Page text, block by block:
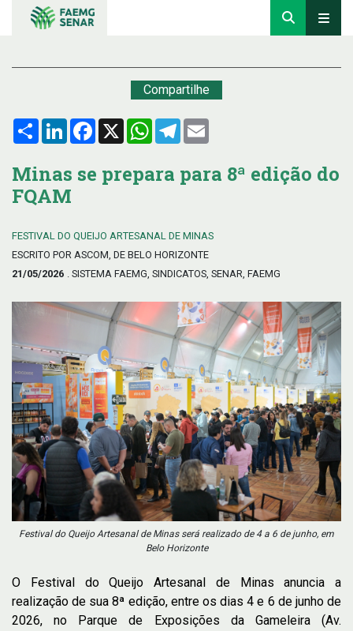
Compartilhe
Compartilhar
LinkedInFacebook
X WhatsApp
Telegram
Minas se prepara para 8ª edição do
FQAM
FESTIVAL DO QUEIJO ARTESANAL DE MINAS
ESCRITO POR ASCOM, DE BELO HORIZONTE
21/05/2026 . SISTEMA FAEMG, SINDICATOS, SENAR, FAEMG
Festival do Queijo Artesanal de Minas será realizado de 4 a 6 de junho, em
Belo Horizonte
O Festival do Queijo Artesanal de Minas anuncia a
realização de sua 8ª edição, entre os dias 4 e 6 de junho de
2026, no Parque de Exposições da Gameleira (Av.